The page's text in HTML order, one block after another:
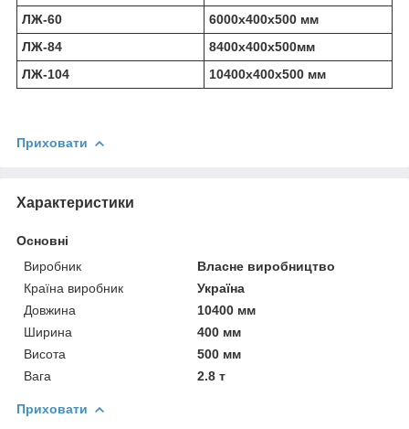
ЛЖ-60
6000х400х500 мм
ЛЖ-84
8400х400х500мм
ЛЖ-104
10400х400х500 мм
Приховати
Характеристики
Основні
Виробник
Власне виробництво
Країна виробник
Україна
Довжина
10400 мм
Ширина
400 мм
Висота
500 мм
Вага
2.8 т
Приховати